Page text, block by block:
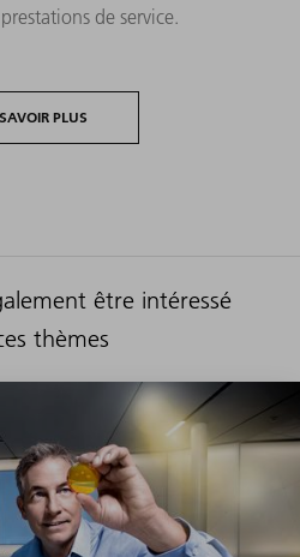
de service.
PLUS
être intéressé
thèmes